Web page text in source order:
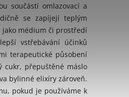
součástí omlazovací a
se zapíjejí teplým
jako médium či prostředí
vstřebávání účinků
terapeutické působení
cukr, přepuštěné máslo
bylinné elixíry zároveň.
pokud je používáme k